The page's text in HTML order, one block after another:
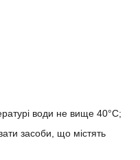
води не вище 40°C;
засоби, що містять